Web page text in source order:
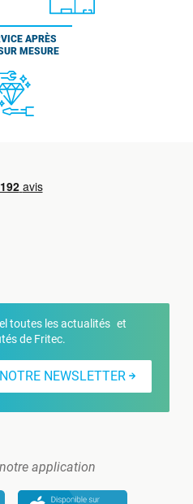
APRÈS
MESURE
toutes les actualités et
de Fritec.
NEWSLETTER
application